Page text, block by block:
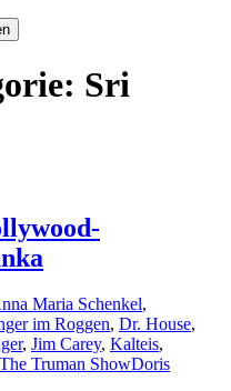
Sri
Maria Schenkel,
im Roggen, Dr. House,
, Jim Carey, Kalteis,
The Truman ShowDoris